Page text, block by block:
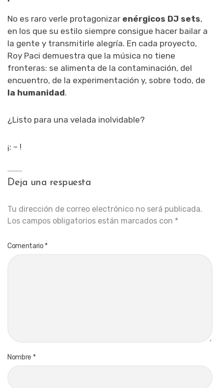
No es raro verle protagonizar enérgicos DJ sets,
en los que su estilo siempre consigue hacer bailar a
la gente y transmitirle alegría. En cada proyecto,
Roy Paci demuestra que la música no tiene
fronteras: se alimenta de la contaminación, del
encuentro, de la experimentación y, sobre todo, de
la humanidad.
¿Listo para una velada inolvidable?
¡: – !
Deja una respuesta
Tu dirección de correo electrónico no será publicada.
Los campos obligatorios están marcados con *
Comentario *
Nombre *